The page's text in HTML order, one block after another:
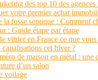
des top 10 des
votre premier achat
la fosse septique : Comment
: Guide étape par étape
vitrier en France ce que
cet hiver ?
de maison en métal : une
d’un salon
voilage